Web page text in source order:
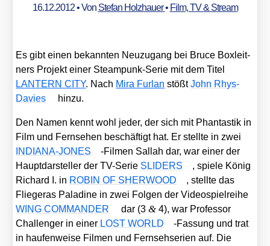
16.12.2012• Von Stefan Holzhauer• Film, TV & Stream
Es gibt einen bekann­ten Neu­zu­gang bei Bruce Box­leit­
ners Pro­jekt einer Steam­punk-Serie mit dem Titel
LANTERN CITY. Nach Mira Fur­lan stößtJohn Rhys-
Davies
hin­zu.
Den Namen kennt wohl jeder, der sich mit Phan­tas­tik in
Film und Fern­se­hen beschäf­tigt hat. Er stell­te in zwei
INDIANA-JONES
-Fil­men Sal­lah dar, war einer der
Haupt­dar­stel­ler der TV-Serie SLIDERS
, spie­le König
Richard I. in ROBIN OF SHERWOOD
, stell­te das
Flie­ger­as Pala­di­ne in zwei Fol­gen der Video­spiel­rei­he
WING COMMANDER
dar (3& 4), war Pro­fes­sor
Chal­len­ger in einer LOST WORLD
-Fas­sung und trat
in hau­fen­wei­se Fil­men und Fern­seh­se­ri­en auf. Die